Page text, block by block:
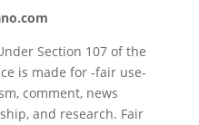
Section 107 of the
is made for -fair use-
comment, news
and research. Fair